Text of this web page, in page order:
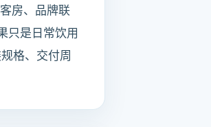
房、品牌联
只是日常饮用
格、交付周